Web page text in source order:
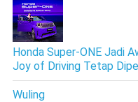
Honda Super-ONE Jadi
Joy of Driving Tetap
Wuling